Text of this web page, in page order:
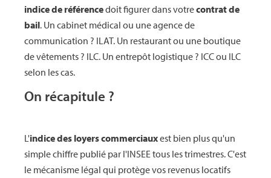
indice de référencedoit figurer dans votrecontrat de
bail. Un cabinet médical ou une agence de
communication ? ILAT. Un restaurant ou une boutique
de vêtements ? ILC. Un entrepôt logistique ? ICC ou ILC
selon les cas.
On récapitule ?
L'indice des loyers commerciauxest bien plus qu'un
simple chiffre publié par l'INSEE tous les trimestres. C'est
le mécanisme légal qui protège vos revenus locatifs